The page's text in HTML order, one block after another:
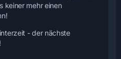
keiner mehr einen
- der nächste